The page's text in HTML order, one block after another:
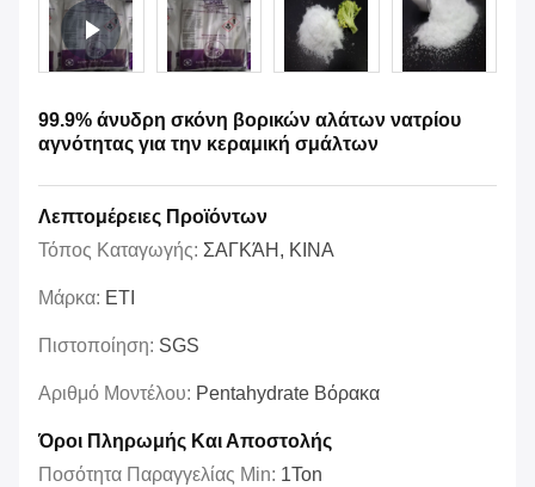
99.9% άνυδρη σκόνη βορικών αλάτων νατρίου
αγνότητας για την κεραμική σμάλτων
Λεπτομέρειες Προϊόντων
Τόπος Καταγωγής: ΣΑΓΚΆΗ, ΚΙΝΑ
Μάρκα: ETI
Πιστοποίηση: SGS
Αριθμό Μοντέλου: Pentahydrate Βόρακα
Όροι Πληρωμής Και Αποστολής
Ποσότητα Παραγγελίας Min: 1Ton